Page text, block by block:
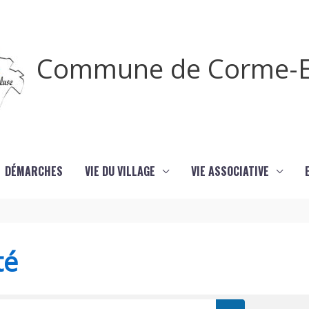
Commune de Corme-
DÉMARCHES VIE DU VILLAGE VIE ASSOCIATIVE